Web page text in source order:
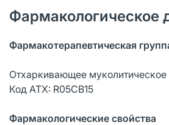
Фармакологическое
Фармакотерапевтическая
Отхаркивающее муколитическое
Код АТХ: R05CB15
Фармакологические свойства